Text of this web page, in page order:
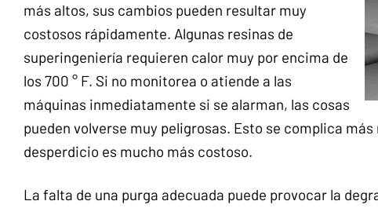
más altos, sus cambios pueden resultar muy
costosos rápidamente. Algunas resinas de
superingeniería requieren calor muy por encima de
los 700 ° F. Si no monitorea o atiende a las
máquinas inmediatamente si se alarman, las cosas
pueden volverse muy peligrosas. Esto se complica
desperdicio es mucho más costoso.
La falta de una purga adecuada puede provocar la